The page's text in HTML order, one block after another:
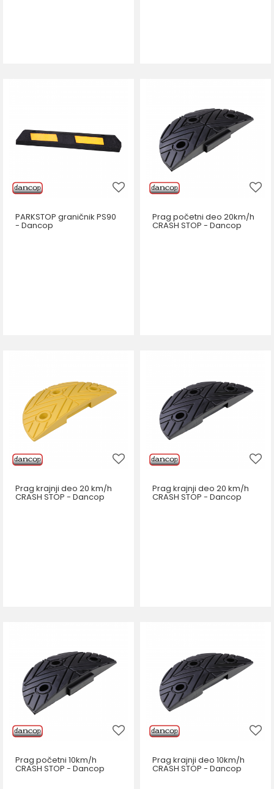
PARKSTOP graničnik PS90
- Dancop
Prag početni deo 20km/h
CRASH STOP - Dancop
Prag krajnji deo 20 km/h
CRASH STOP - Dancop
Prag krajnji deo 20 km/h
CRASH STOP - Dancop
Prag početni 10km/h
CRASH STOP - Dancop
Prag krajnji deo 10km/h
CRASH STOP - Dancop